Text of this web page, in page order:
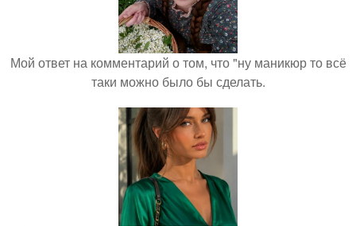
Мой ответ на комментарий о том, что "ну маникюр то всё
таки можно было бы сделать.